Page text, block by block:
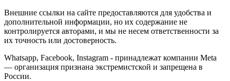
Внешние ссылки на сайте предоставляются для удобства и
дополнительной информации, но их содержание не
контролируется авторами, и мы не несем ответственности за
их точность или достоверность.
Whatsapp, Facebook, Instagram - принадлежат компании Meta
— организация признана экстремистской и запрещена в
России.